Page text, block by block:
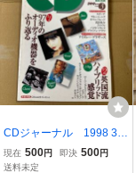
CDジャーナル 1998 3
月 雑誌 再ナナリスト
現在 500円 即決 500円
送料未定